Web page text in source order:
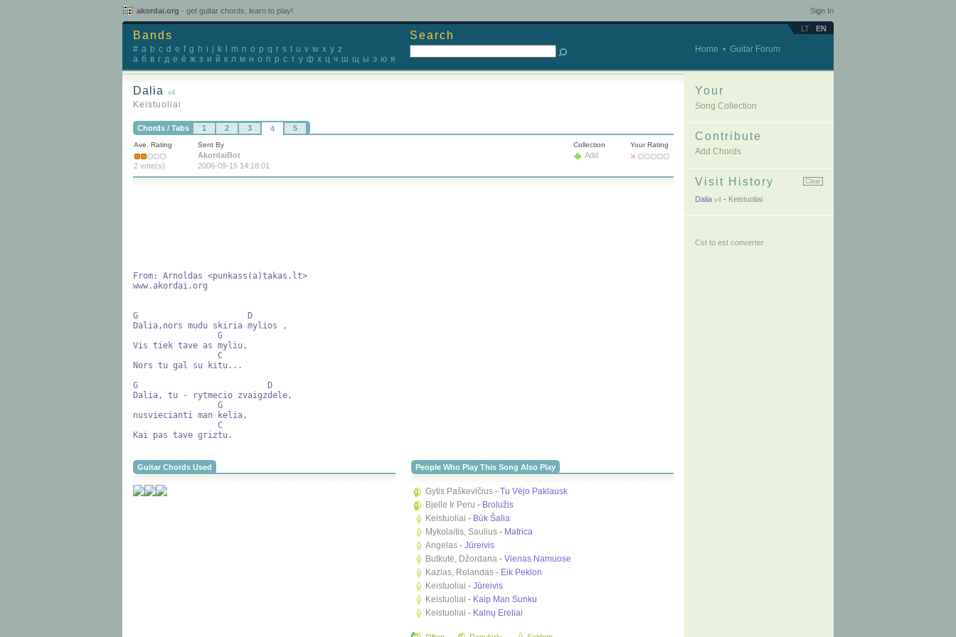
akordai.org - get guitar chords, learn to play! Sign In
LT EN
Bands
# a b c d e f g h i j k m n o p q r s t u v w x y z
а б в г д е ё ж з и й к л м н о п р с т у ф х ц ч ш щ ы э ю я
Search
Home • Guitar Forum
Dalia v4
Keistuoliai
Chords / Tabs 1 2 3 4 5
Ave. Rating
2 vote(s)
Sent By
AkordaiBot
2006-09-15 14:18:01
Your Rating
Collection
Add
From: Arnoldas <punkass(a)takas.lt>
www.akordai.org
G                      D
Dalia,nors mudu skiria mylios ,
Vis tiek tave as myliu,
Nors tu gal su kitu...
G                          D
Dalia, tu - rytmecio zvaigzdele,
nusviecianti man kelia,
Kai pas tave griztu.
Guitar Chords Used People Who Play This Song Also Play
Gytis Paškevičius -Tu Vėjo Paklausk
Bjelle Ir Peru - Brolužis
Keistuoliai - Būk Šalia
Mykolaitis, Saulius - Matrica
Angelas -Jūreivis
Butkutė, Džordana -Vienas Namuose
Kazlas, Rolandas - Eik Peklon
Keistuoliai -Jūreivis
Keistuoliai - Kaip Man Sunku
Keistuoliai - Kalnų Ereliai
Your
Song Collection
Contribute
Add Chords
Visit History Clear
Dalia v4 - Keistuoliai
Cst to est converter